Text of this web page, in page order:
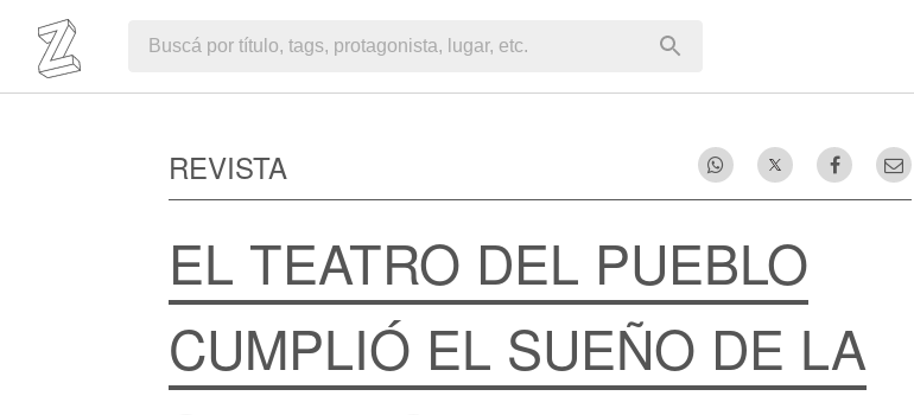
REVISTA
EL TEATRO DEL PUEBLO
CUMPLIÓ EL SUEÑO DE LA